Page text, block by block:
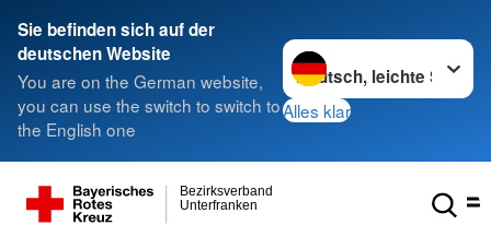
Sie befinden sich auf der
deutschen Website
You are on the German website,
you can use the switch to switch to
the English one
Sprache wechseln zu
Alles klar
Unterfranken
Bezirksverband